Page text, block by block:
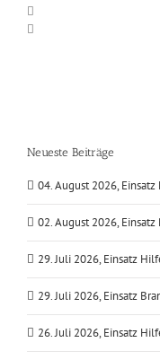
Neueste Beiträge
04. August 2026,
02. August 2026,
29. Juli 2026, Einsatz
29. Juli 2026, Einsatz
26. Juli 2026, Einsatz